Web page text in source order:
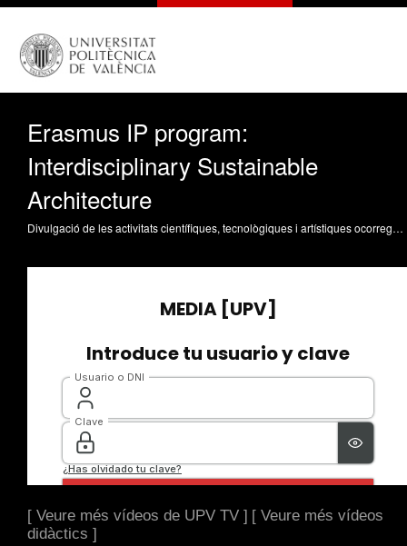
Erasmus IP program:
Interdisciplinary Sustainable
Architecture
Divulgació de les activitats científiques, tecnològiques i artístiques ocorregudes en els tres campus de la UPV
[ Veure més vídeos de UPV TV ] [ Veure més vídeos
didàctics ]